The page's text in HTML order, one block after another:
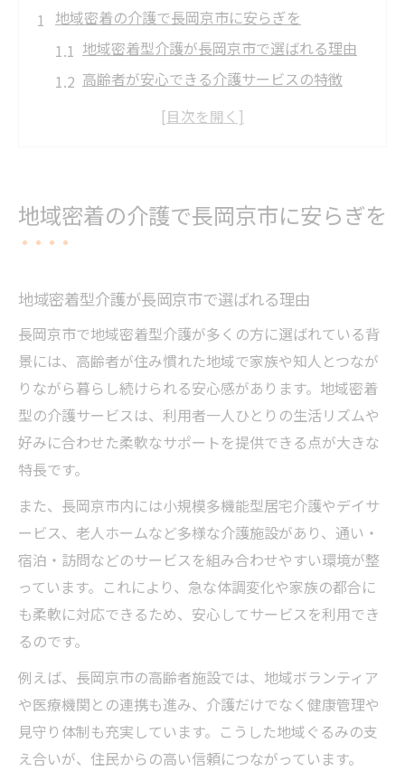
地域密着の介護で長岡京市に安らぎを
地域密着型介護が長岡京市で選ばれる理由
高齢者が安心できる介護サービスの特徴
長岡京市の介護施設と福祉施設の違い
質の高い介護が叶う長岡京市の暮らし方
高齢者も家族も満足できる介護の選び方
老人ホーム選びで重視したい介護の質
介護サービス利用で得られる安心と充実感
質の高い介護で長岡京市の生活を守る方法
安心の生活環境を支える介護の特徴とは
安心を生む介護サービスのサポート内容
福祉施設が支える長岡京市の生活環境
介護の質が生活環境にもたらす変化
介護施設選びで確認したい安心要素
長岡京市で介護の費用負担を軽減する方法
介護保険の負担限度額の基本と活用法
ント
高齢者の介護費用負担を減らす工夫とは
介護保険と自己負担額の賢い見極め方
地域密着の介護で長岡京市に安らぎを
地域密着型介護が長岡京市で選ばれる理由
長岡京市で地域密着型介護が多くの方に選ばれている背
景には、高齢者が住み慣れた地域で家族や知人とつなが
りながら暮らし続けられる安心感があります。地域密着
型の介護サービスは、利用者一人ひとりの生活リズムや
好みに合わせた柔軟なサポートを提供できる点が大きな
特長です。
また、長岡京市内には小規模多機能型居宅介護やデイサ
ービス、老人ホームなど多様な介護施設があり、通い・
宿泊・訪問などのサービスを組み合わせやすい環境が整
っています。これにより、急な体調変化や家族の都合に
も柔軟に対応できるため、安心してサービスを利用でき
るのです。
例えば、長岡京市の高齢者施設では、地域ボランティア
や医療機関との連携も進み、介護だけでなく健康管理や
見守り体制も充実しています。こうした地域ぐるみの支
え合いが、住民からの高い信頼につながっています。